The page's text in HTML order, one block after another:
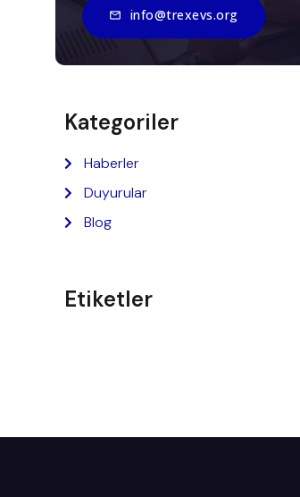
info@trexevs.org
Kategoriler
Haberler
Duyurular
Blog
Etiketler